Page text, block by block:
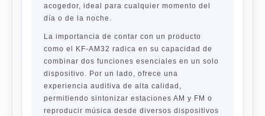
acogedor, ideal para cualquier momento del
día o de la noche.
La importancia de contar con un producto
como el KF-AM32 radica en su capacidad de
combinar dos funciones esenciales en un solo
dispositivo. Por un lado, ofrece una
experiencia auditiva de alta calidad,
permitiendo sintonizar estaciones AM y FM o
reproducir música desde diversos dispositivos